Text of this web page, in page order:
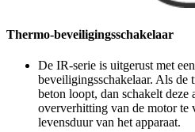
Thermo-beveiligingsschakelaar
De IR-serie is uitgerust met
beveiligingsschakelaar. Als de
beton loopt, dan schakelt deze
oververhitting van de motor
levensduur van het apparaat.